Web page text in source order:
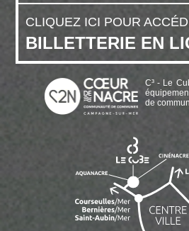
CLIQUEZ ICI POUR
BILLETTERIE EN
C³ - Le
de